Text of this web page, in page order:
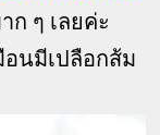
ๆ เลยค่ะ
อนมีเปลือกส้ม